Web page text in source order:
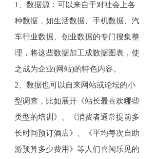
1、数据源：可以来自于对社会上各
种数据，如生活数据、手机数据、汽
车行业数据、创业数据的专门搜集整
理，将这些数据加工成数据图表，使
之成为企业(网站)的特色内容。
2、数据也可以自来网站或论坛的小
型调查，比如展开《站长最喜欢哪些
类型的培训》、《消费者通常提前多
长时间预订酒店》、《平均每次自助
游预算多少费用》等人们喜闻乐见的